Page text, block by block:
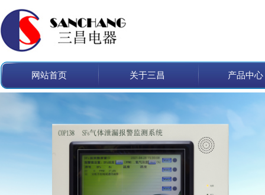
网站首页 关于三昌 产品中心